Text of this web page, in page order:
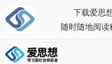
下载爱思
随时随地阅